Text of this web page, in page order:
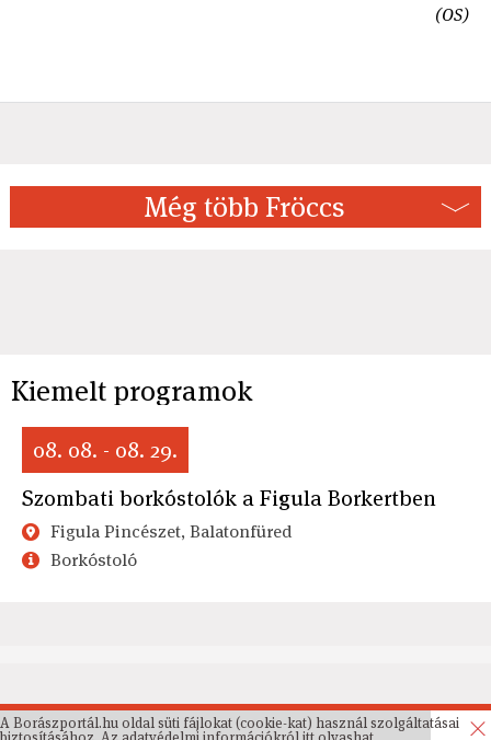
(OS)
Még több Fröccs
Kiemelt programok
08. 08. - 08. 29.
Szombati borkóstolók a Figula Borkertben
Figula Pincészet, Balatonfüred
Borkóstoló
A Borászportál.hu oldal süti fájlokat (cookie-kat) használ szolgáltatásai